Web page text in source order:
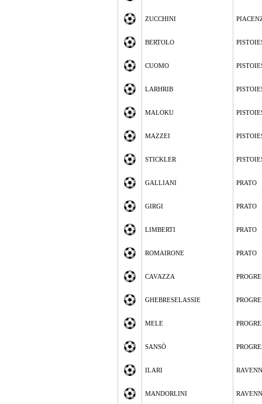
ZUCCHINI
BERTOLO
CUOMO
LARHRIB
MALOKU
MAZZEI
STICKLER
GALLIANI PRATO
GIRGI PRATO
LIMBERTI PRATO
ROMAIRONE PRATO
CAVAZZA
GHEBRESELASSIE
MELE
SANSÒ
ILARI
MANDORLINI